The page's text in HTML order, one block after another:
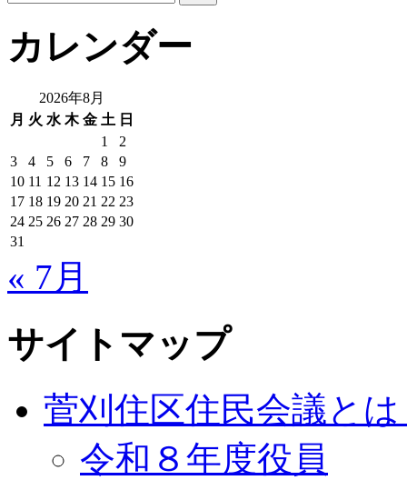
カレンダー
2026年8月
月 火 水 木 金 土 日
1
2
3
4 5 6 7 8
9
10 11 12 13 14 15 16
17 18 19 20 21 22 23
24 25 26 27 28 29 30
31
« 7月
サイトマップ
菅刈住区住民会議と
令和８年度役員